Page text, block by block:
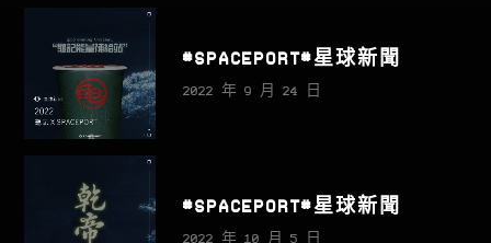
#SPACEPORT#星球新聞
2022 年 9 月 24 日
#SPACEPORT#星球新聞
2022 年 10 月 5 日